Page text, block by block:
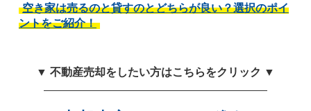
空き家は売るのと貸すのとどちらが良い？選択のポイ
ントをご紹介！
▼ 不動産売却をしたい方はこちらをクリック ▼